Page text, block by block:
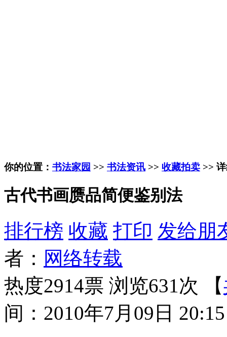
你的位置： 书法家园 >> 书法资讯 >> 收藏拍卖 >>
古代书画赝品简便鉴别法
排行榜 收藏 打印 发给朋
者： 网络转载
热度2914票 浏览631次 【
间：2010年7月09日 20:15